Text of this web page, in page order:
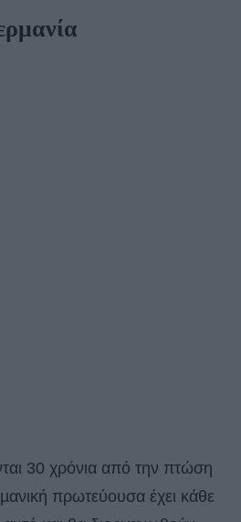
30 χρόνια από την πτώση
πρωτεύουσα έχει κάθε